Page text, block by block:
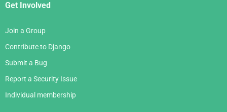
Get Involved
Join a Group
Contribute to Django
Submit a Bug
Report a Security Issue
Individual membership